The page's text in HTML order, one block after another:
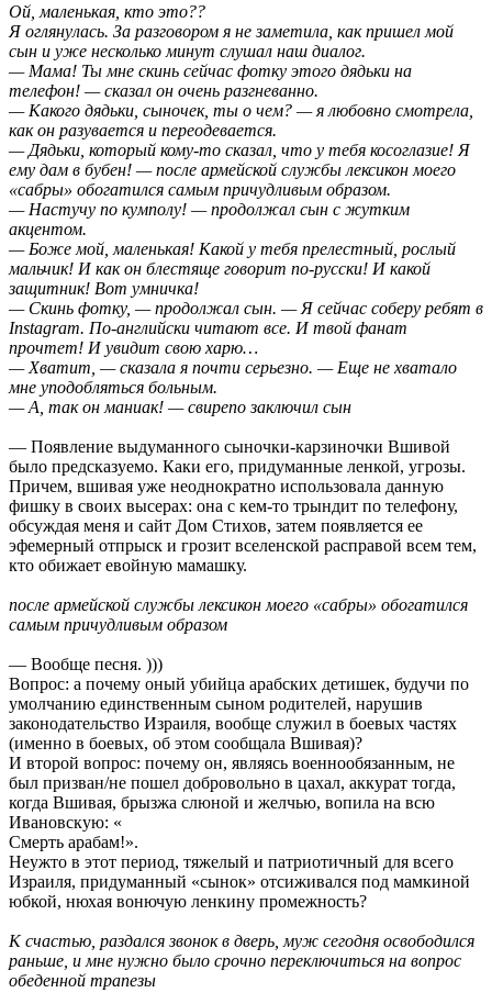
Ой, маленькая, кто это??
Я оглянулась. За разговором я не заметила, как пришел мой
сын и уже несколько минут слушал наш диалог.
— Мама! Ты мне скинь сейчас фотку этого дядьки на
телефон! — сказал он очень разгневанно.
— Какого дядьки, сыночек, ты о чем? — я любовно смотрела,
как он разувается и переодевается.
— Дядьки, который кому-то сказал, что у тебя косоглазие! Я
ему дам в бубен! — после армейской службы лексикон моего
«сабры» обогатился самым причудливым образом.
— Настучу по кумполу! — продолжал сын с жутким
акцентом.
— Боже мой, маленькая! Какой у тебя прелестный, рослый
мальчик! И как он блестяще говорит по-русски! И какой
защитник! Вот умничка!
— Скинь фотку, — продолжал сын. — Я сейчас соберу ребят в
Instagram. По-английски читают все. И твой фанат
прочтет! И увидит свою харю…
— Хватит, — сказала я почти серьезно. — Еще не хватало
мне уподобляться больным.
— А, так он маниак! — свирепо заключил сын
— Появление выдуманного сыночки-карзиночки Вшивой
было предсказуемо. Каки его, придуманные ленкой, угрозы.
Причем, вшивая уже неоднократно использовала данную
фишку в своих высерах: она с кем-то трындит по телефону,
обсуждая меня и сайт Дом Стихов, затем появляется ее
эфемерный отпрыск и грозит вселенской расправой всем тем,
кто обижает евойную мамашку.
после армейской службы лексикон моего «сабры» обогатился
самым причудливым образом
— Вообще песня. )))
Вопрос: а почему оный убийца арабских детишек, будучи по
умолчанию единственным сыном родителей, нарушив
законодательство Израиля, вообще служил в боевых частях
(именно в боевых, об этом сообщала Вшивая)?
И второй вопрос: почему он, являясь военнообязанным, не
был призван/не пошел добровольно в цахал, аккурат тогда,
когда Вшивая, брызжа слюной и желчью, вопила на всю
Ивановскую: «
Смерть арабам!».
Неужто в этот период, тяжелый и патриотичный для всего
Израиля, придуманный «сынок» отсиживался под мамкиной
юбкой, нюхая вонючую ленкину промежность?
К счастью, раздался звонок в дверь, муж сегодня освободился
раньше, и мне нужно было срочно переключиться на вопрос
обеденной трапезы